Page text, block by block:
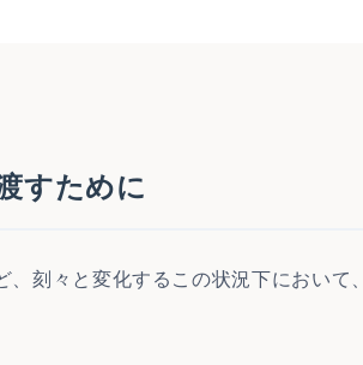
すために
、刻々と変化するこの状況下において